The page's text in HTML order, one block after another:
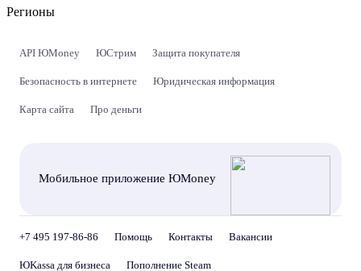
Регионы
API ЮMoney ЮСтрим Защита покупателя
Безопасность в интернете Юридическая информация
Карта сайта Про деньги
Мобильное приложение ЮMoney
+7 495 197-86-86 Помощь Контакты Вакансии
ЮKassa для бизнеса Пополнение Steam